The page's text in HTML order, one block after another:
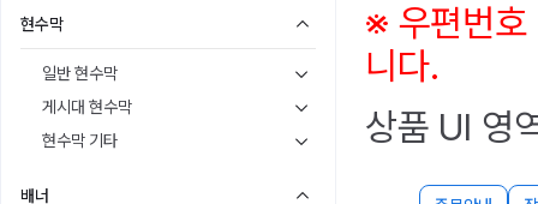
현수막
일반 현수막
게시대 현수막
현수막 기타
배너
※ 우편번호
니다.
상품 UI 영